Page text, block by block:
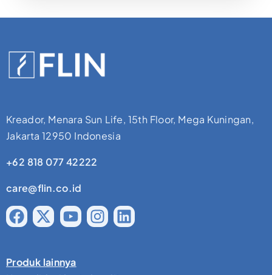
Kreador, Menara Sun Life, 15th Floor, Mega Kuningan,
Jakarta 12950 Indonesia
+62 818 077 42222
care@flin.co.id
Produk lainnya